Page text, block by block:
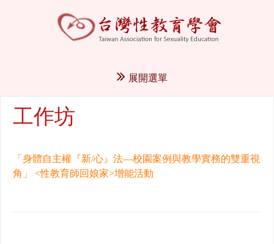
展開選單
工作坊
「身體自主權『新/心』法—校園案例與教學實務的雙重視
角」 <性教育師回娘家>增能活動